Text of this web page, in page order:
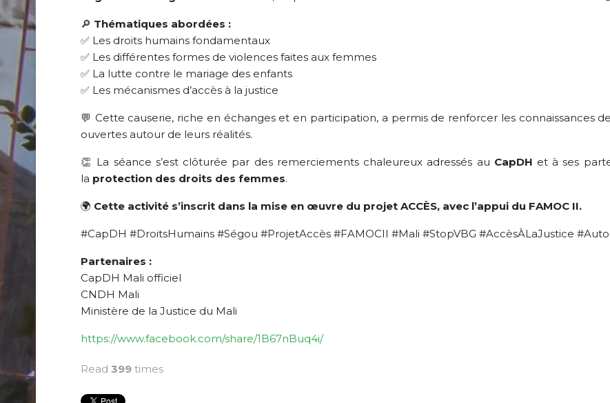
🔎 Thématiques abordées :
✅ Les droits humains fondamentaux
✅ Les différentes formes de violences faites aux femmes
✅ La lutte contre le mariage des enfants
✅ Les mécanismes d’accès à la justice
💬 Cette causerie, riche en échanges et en participation, a permis de renforcer les connaissances
ouvertes autour de leurs réalités.
👏 La séance s’est clôturée par des remerciements chaleureux adressés au CapDH et à ses
la protection des droits des femmes.
🌍 Cette activité s’inscrit dans la mise en œuvre du projet ACCÈS, avec l’appui du FAMOC II.
#CapDH #DroitsHumains #Ségou #ProjetAccès #FAMOCII #Mali #StopVBG #AccèsÀLaJustice
Partenaires :
CapDH Mali officiel
CNDH Mali
Ministère de la Justice du Mali
https://www.facebook.com/share/1B67nBuq4i/
Read 399 times